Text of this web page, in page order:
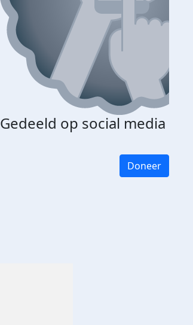
Gedeeld op social media
Doneer